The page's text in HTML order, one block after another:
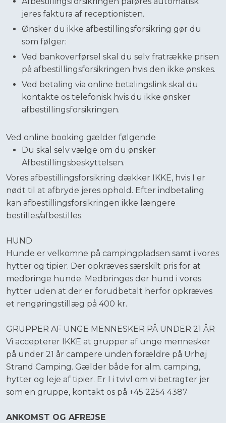
jeres faktura af receptionisten.
Ønsker du ikke afbestillingsforsikring gør du
som følger:
Ved bankoverførsel skal du selv fratrække prisen
på afbestillingsforsikringen hvis den ikke ønskes.
Ved betaling via online betalingslink skal du
kontakte os telefonisk hvis du ikke ønsker
afbestillingsforsikringen.
Ved online booking gælder følgende
Du skal selv vælge om du ønsker
Afbestillingsbeskyttelsen.
Vores afbestillingsforsikring dækker IKKE, hvis I er
nødt til at afbryde jeres ophold. Efter indbetaling
kan afbestillingsforsikringen ikke længere
bestilles/afbestilles.
HUND
​Hunde er velkomne på campingpladsen samt i vores
hytter og tipier. Der opkræves særskilt pris for at
medbringe hunde. Medbringes der hund i vores
hytter uden at der er forudbetalt herfor opkræves
et rengøringstillæg på 400 kr.
​GRUPPER AF UNGE MENNESKER PÅ UNDER 21 ÅR
​Vi accepterer IKKE at grupper af unge mennesker
på under 21 år campere unden forældre på Urhøj
Strand Camping. Gælder både for alm. camping,
hytter og leje af tipier. Er I i tvivl om vi betragter jer
som en gruppe, kontakt os på +45 2254 4387​
ANKOMST OG AFREJSE